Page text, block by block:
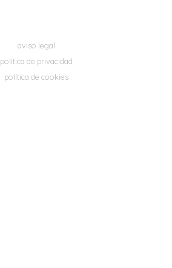
aviso legal
política de privacidad
política de cookies